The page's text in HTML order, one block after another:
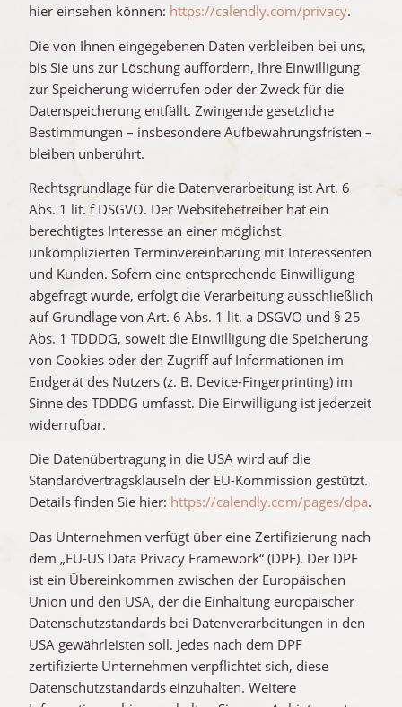
hier einsehen können: https://calendly.com/privacy.
Die von Ihnen eingegebenen Daten verbleiben bei uns,
bis Sie uns zur Löschung auffordern, Ihre Einwilligung
zur Speicherung widerrufen oder der Zweck für die
Datenspeicherung entfällt. Zwingende gesetzliche
Bestimmungen – insbesondere Aufbewahrungsfristen –
bleiben unberührt.
Rechtsgrundlage für die Datenverarbeitung ist Art. 6
Abs. 1 lit. f DSGVO. Der Websitebetreiber hat ein
berechtigtes Interesse an einer möglichst
unkomplizierten Terminvereinbarung mit Interessenten
und Kunden. Sofern eine entsprechende Einwilligung
abgefragt wurde, erfolgt die Verarbeitung ausschließlich
auf Grundlage von Art. 6 Abs. 1 lit. a DSGVO und § 25
Abs. 1 TDDDG, soweit die Einwilligung die Speicherung
von Cookies oder den Zugriff auf Informationen im
Endgerät des Nutzers (z. B. Device-Fingerprinting) im
Sinne des TDDDG umfasst. Die Einwilligung ist jederzeit
widerrufbar.
Die Datenübertragung in die USA wird auf die
Standardvertragsklauseln der EU-Kommission gestützt.
Details finden Sie hier: https://calendly.com/pages/dpa.
Das Unternehmen verfügt über eine Zertifizierung nach
dem „EU-US Data Privacy Framework“ (DPF). Der DPF
ist ein Übereinkommen zwischen der Europäischen
Union und den USA, der die Einhaltung europäischer
Datenschutzstandards bei Datenverarbeitungen in den
USA gewährleisten soll. Jedes nach dem DPF
zertifizierte Unternehmen verpflichtet sich, diese
Datenschutzstandards einzuhalten. Weitere